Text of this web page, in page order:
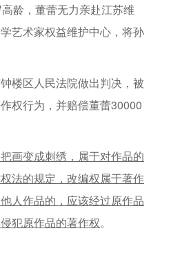
龄，董蕾无力亲赴江苏维
艺术家权益维护中心，将孙
区人民法院做出判决，被
权行为，并赔偿董蕾30000
画变成刺绣，属于对作品的
法的规定，改编权属于著作
人作品的，应该经过原作品
犯原作品的著作权。